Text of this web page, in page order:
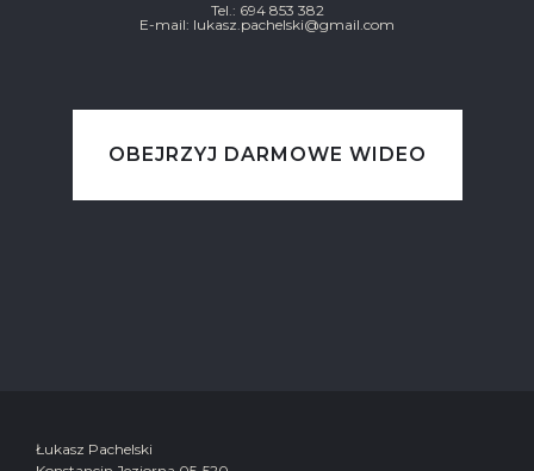
Tel.: ‭694 853 382‬
E-mail: lukasz.pachelski@gmail.com
OBEJRZYJ DARMOWE WIDEO
Łukasz Pachelski